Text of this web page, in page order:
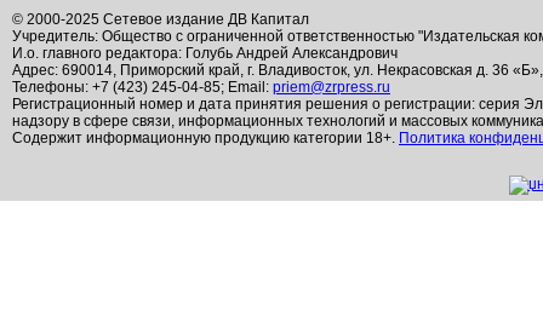
© 2000-2025 Сетевое издание ДВ Капитал
Учредитель: Общество с ограниченной ответственностью "Издательская
И.о. главного редактора: Голубь Андрей Александрович
Адрес: 690014, Приморский край, г. Владивосток, ул. Некрасовская д. 36
Телефоны: +7 (423) 245-04-85; Email: priem@zrpress.ru
Регистрационный номер и дата принятия решения о регистрации: серия
надзору в сфере связи, информационных технологий и массовых
Содержит информационную продукцию категории 18+. Политика